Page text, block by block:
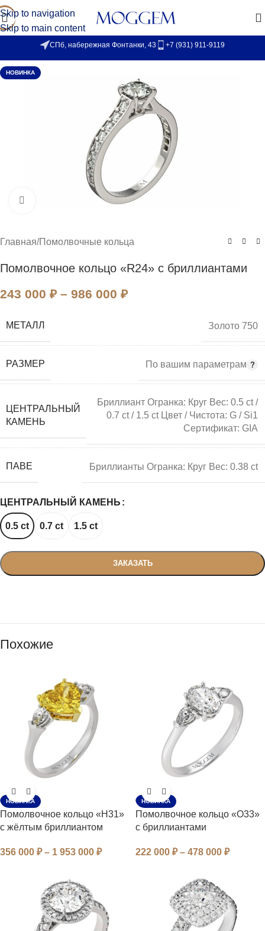
Skip to navigation
Skip to main content
СПб, набережная Фонтанки, 43 +7 (931) 911-9119
НОВИНКА
Главная/Помолвочные кольца
Помолвочное кольцо «R24» с бриллиантами
243 000 ₽ – 986 000 ₽
МЕТАЛЛ Золото 750
РАЗМЕР По вашим параметрам
ЦЕНТРАЛЬНЫЙ
КАМЕНЬ
Бриллиант Огранка: Круг Вес: 0.5 ct /
0.7 ct / 1.5 ct Цвет / Чистота: G / Si1
Сертификат: GIA
ПАВЕ Бриллианты Огранка: Круг Вес: 0.38 ct
ЦЕНТРАЛЬНЫЙ КАМЕНЬ
0.5 ct 0.7 ct 1.5 ct
ЗАКАЗАТЬ
Похожие
НОВИНКА
Помолвочное кольцо «H31»
с жёлтым бриллиантом
356 000 ₽ – 1 953 000 ₽
НОВИНКА
Помолвочное кольцо «O33»
с бриллиантами
222 000 ₽ – 478 000 ₽